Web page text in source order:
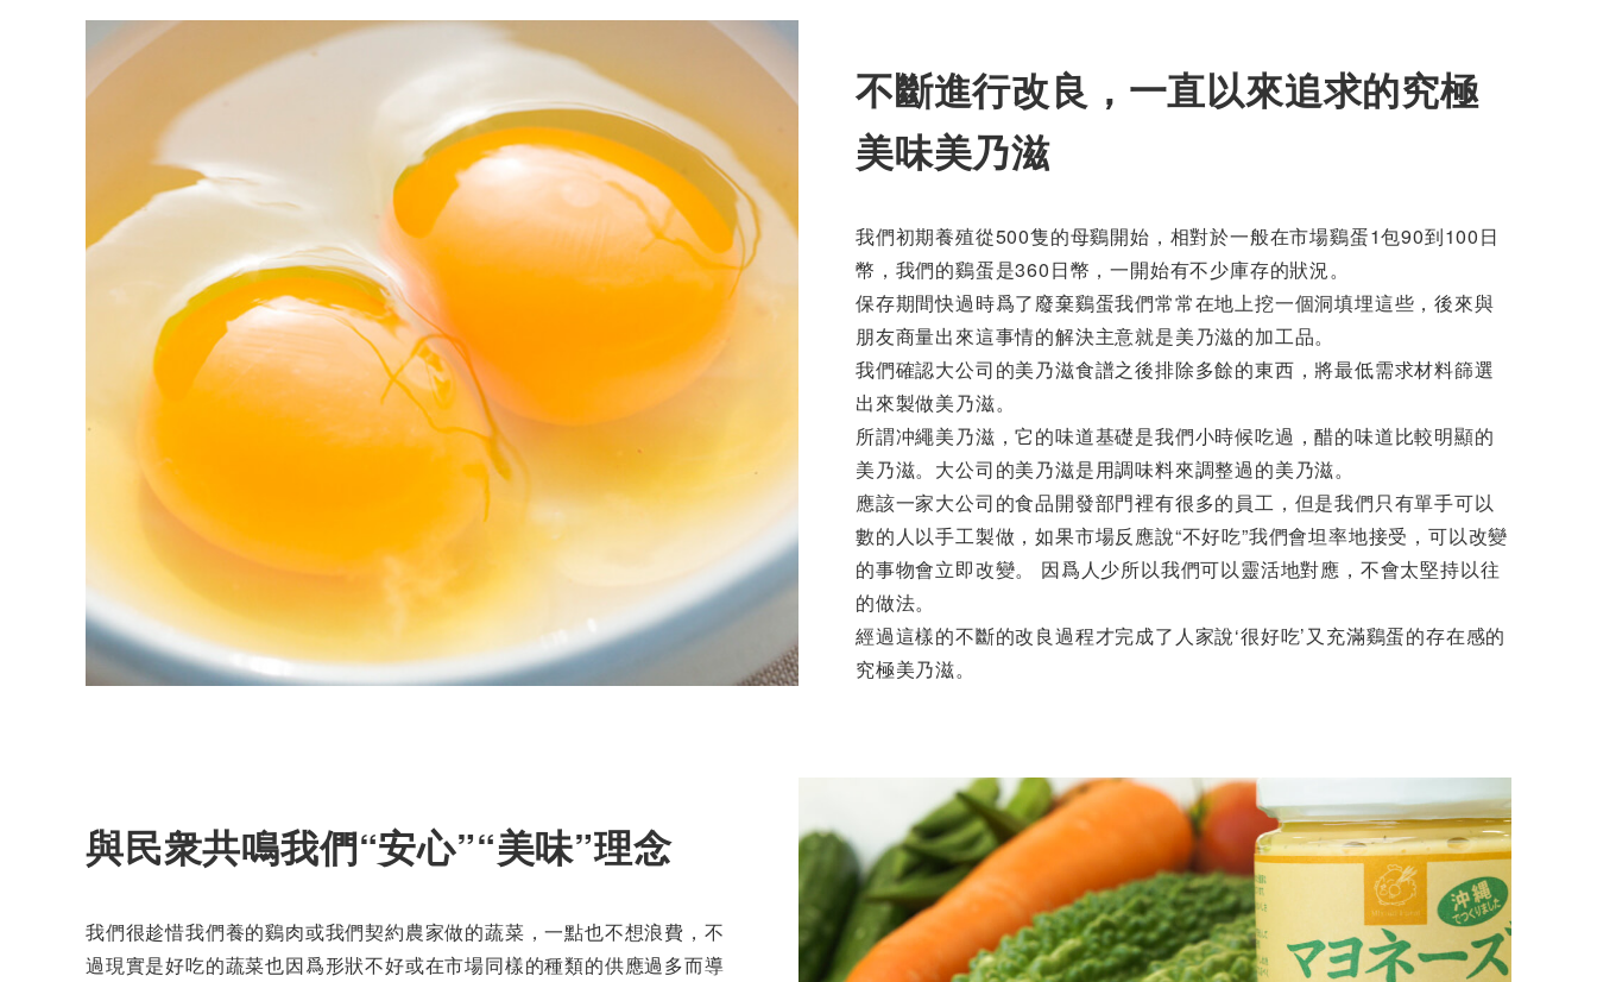
不斷進行改良，一直以來追求的究極
美味美乃滋
我們初期養殖從500隻的母鷄開始，相對於一般在市場鷄蛋1包90到100日
幣，我們的鷄蛋是360日幣，一開始有不少庫存的狀況。
保存期間快過時爲了廢棄鷄蛋我們常常在地上挖一個洞填埋這些，後來與
朋友商量出來這事情的解決主意就是美乃滋的加工品。
我們確認大公司的美乃滋食譜之後排除多餘的東西，將最低需求材料篩選
出來製做美乃滋。
所謂冲繩美乃滋，它的味道基礎是我們小時候吃過，醋的味道比較明顯的
美乃滋。大公司的美乃滋是用調味料來調整過的美乃滋。
應該一家大公司的食品開發部門裡有很多的員工，但是我們只有單手可以
數的人以手工製做，如果市場反應說“不好吃”我們會坦率地接受，可以改變
的事物會立即改變。 因爲人少所以我們可以靈活地對應，不會太堅持以往
的做法。
經過這樣的不斷的改良過程才完成了人家說‘很好吃’又充滿鷄蛋的存在感的
究極美乃滋。
與民衆共鳴我們“安心”“美味”理念
我們很趁惜我們養的鷄肉或我們契約農家做的蔬菜，一點也不想浪費，不
過現實是好吃的蔬菜也因爲形狀不好或在市場同樣的種類的供應過多而導